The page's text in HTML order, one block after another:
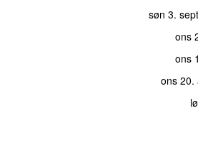
søn 3.
ons
ons
ons 20.